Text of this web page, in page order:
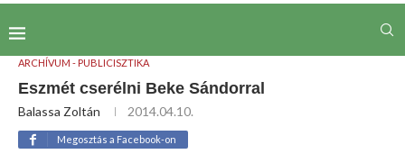
ARCHÍVUM - PUBLICISZTIKA
Eszmét cserélni Beke Sándorral
Balassa Zoltán 2014.04.10.
Megosztás a Facebook-on